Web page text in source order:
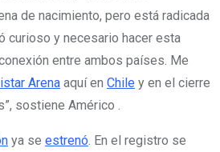
de nacimiento, pero está radicada
curioso y necesario hacer esta
entre ambos países. Me
Arena aquí en Chile y en el cierre
sostiene Américo .
ya se estrenó . En el registro se